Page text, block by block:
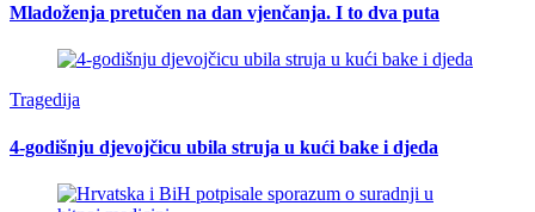
Mladoženja pretučen na dan vjenčanja. I to dva puta
Tragedija
4-godišnju djevojčicu ubila struja u kući bake i djeda